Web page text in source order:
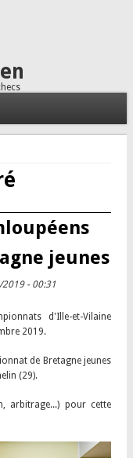
jeunes
- 00:31
d'Ille-et-Vilaine
2019.
de Bretagne jeunes
(29).
arbitrage...) pour cette